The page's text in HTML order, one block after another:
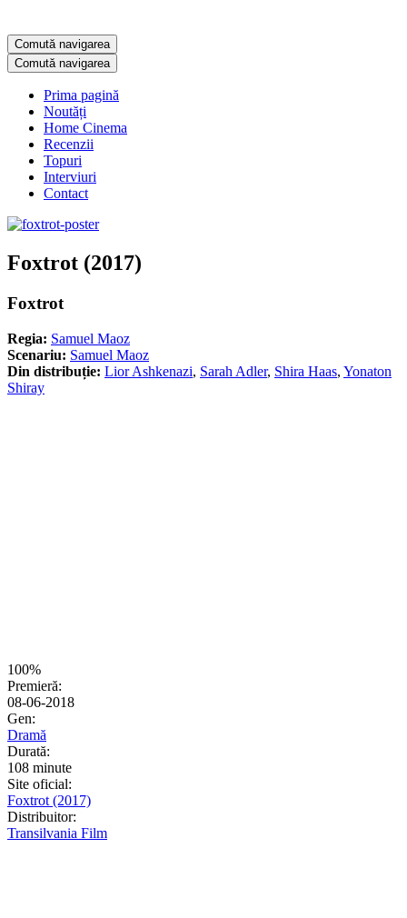
Comută navigarea
Comută navigarea
Prima pagină
Noutăți
Home Cinema
Recenzii
Topuri
Interviuri
Contact
Foxtrot (2017)
Foxtrot
Regia: Samuel Maoz
Scenariu: Samuel Maoz
Din distribuție: Lior Ashkenazi, Sarah Adler, Shira Haas, Yonaton
Shiray
100%
Premieră:
08-06-2018
Gen:
Dramă
Durată:
108 minute
Site oficial:
Foxtrot (2017)
Distribuitor:
Transilvania Film